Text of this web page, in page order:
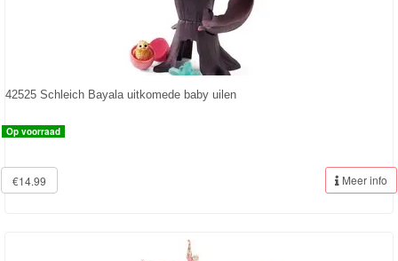
2022
Shimmer
42525 Schleich Bayala uitkomede baby uilen
Op voorraad
€14.99 Meer info